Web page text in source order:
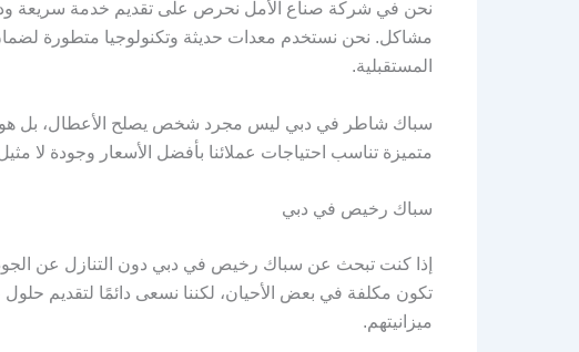
نحن في شركة صناع الأمل نحرص على تقديم خدمة سريعة
مشاكل. نحن نستخدم معدات حديثة وتكنولوجيا متطورة
المستقبلية.
سباك شاطر في دبي ليس مجرد شخص يصلح الأعطال، بل هو
متميزة تناسب احتياجات عملائنا بأفضل الأسعار وجودة لا
سباك رخيص في دبي
إذا كنت تبحث عن سباك رخيص في دبي دون التنازل عن
تكون مكلفة في بعض الأحيان، لكننا نسعى دائمًا لتقديم
ميزانيتهم.